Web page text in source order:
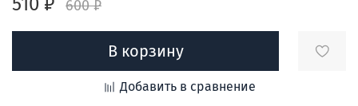
600 ₽
В корзину
Добавить в сравнение